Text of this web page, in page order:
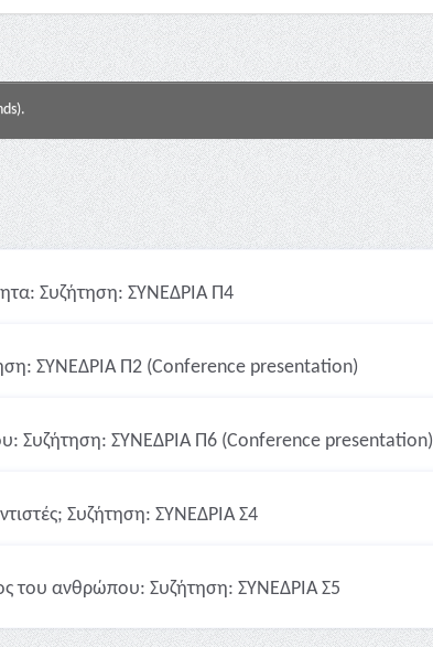
Συζήτηση: ΣΥΝΕΔΡΙΑ Π4
ΣΥΝΕΔΡΙΑ Π2 (Conference presentation)
Συζήτηση: ΣΥΝΕΔΡΙΑ Π6 (Conference presentation)
Συζήτηση: ΣΥΝΕΔΡΙΑ Σ4
του ανθρώπου: Συζήτηση: ΣΥΝΕΔΡΙΑ Σ5